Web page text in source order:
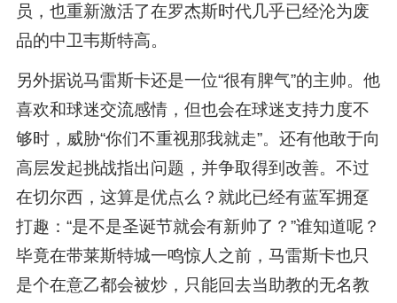
员，也重新激活了在罗杰斯时代几乎已经沦为废
品的中卫韦斯特高。
另外据说马雷斯卡还是一位“很有脾气”的主帅。他
喜欢和球迷交流感情，但也会在球迷支持力度不
够时，威胁“你们不重视那我就走”。还有他敢于向
高层发起挑战指出问题，并争取得到改善。不过
在切尔西，这算是优点么？就此已经有蓝军拥趸
打趣：“是不是圣诞节就会有新帅了？”谁知道呢？
毕竟在带莱斯特城一鸣惊人之前，马雷斯卡也只
是个在意乙都会被炒，只能回去当助教的无名教